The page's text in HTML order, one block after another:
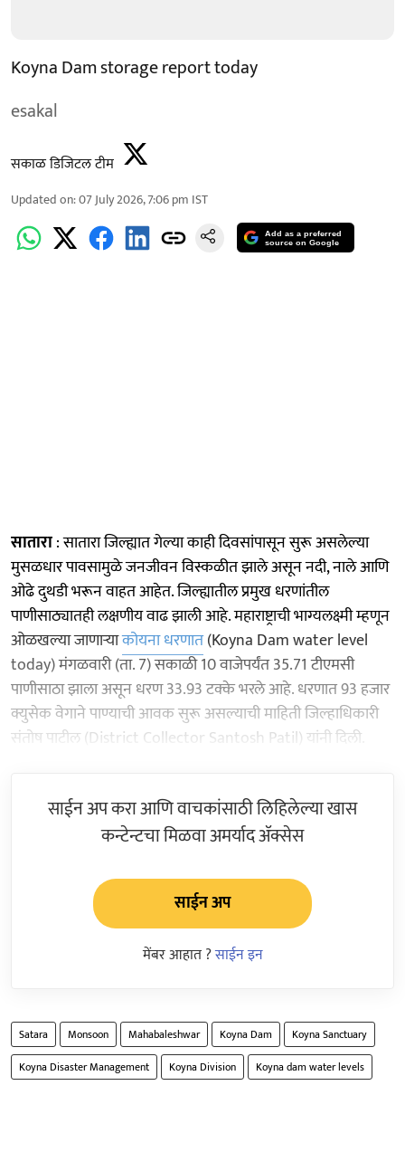
Koyna Dam storage report today
esakal
सकाळ डिजिटल टीम
Updated on:07 July 2026, 7:06 pm IST
Add as a preferred
source on Google
सातारा: सातारा जिल्ह्यात गेल्या काही दिवसांपासून सुरू असलेल्या
मुसळधार पावसामुळे जनजीवन विस्कळीत झाले असून नदी, नाले आणि
ओढे दुथडी भरून वाहत आहेत. जिल्ह्यातील प्रमुख धरणांतील
पाणीसाठ्यातही लक्षणीय वाढ झाली आहे. महाराष्ट्राची भाग्यलक्ष्मी म्हणून
ओळखल्या जाणाऱ्याकोयना धरणात(Koyna Dam water level
today) मंगळवारी (ता. 7) सकाळी 10 वाजेपर्यंत 35.71 टीएमसी
पाणीसाठा झाला असून धरण 33.93 टक्के भरले आहे. धरणात 93 हजार
क्युसेक वेगाने पाण्याची आवक सुरू असल्याची माहिती जिल्हाधिकारी
संतोष पाटील (District Collector Santosh Patil) यांनी दिली.
साईन अप करा आणि वाचकांसाठी लिहिलेल्या खास
कन्टेन्टचा मिळवा अमर्याद ॲक्सेस
साईन अप
मेंबर आहात ?साईन इन
Satara Monsoon Mahabaleshwar Koyna Dam
Koyna Sanctuary
Koyna Disaster Management
Koyna Division Koyna dam water levels